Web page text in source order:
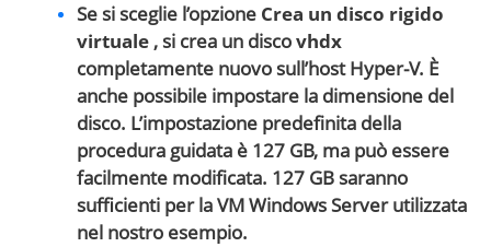
Se si sceglie l’opzione Crea un disco rigido
virtuale , si crea un discovhdx
completamente nuovo sull’host Hyper-V. È
anche possibile impostare la dimensione del
disco. L’impostazione predefinita della
procedura guidata è 127 GB, ma può essere
facilmente modificata. 127 GB saranno
sufficienti per la VM Windows Server utilizzata
nel nostro esempio.